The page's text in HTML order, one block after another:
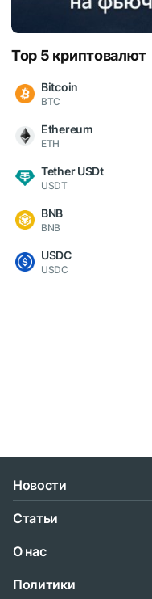
Top 5 криптовалют
Bitcoin
BTC
Ethereum
ETH
Tether USDt
USDT
BNB
BNB
USDC
USDC
Новости
Статьи
О нас
Политики